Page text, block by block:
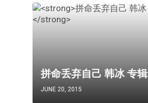
拼命丢弃自己 韩冰 专辑
JUNE 20, 2015